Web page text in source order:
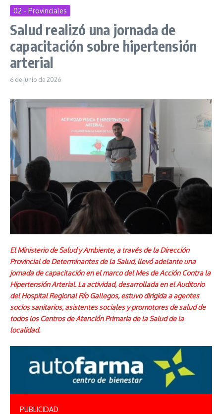
02 - Provinciales
Salud realizó una jornada de
capacitación sobre hipertensión
arterial
6 de junio de 2026
El Ministerio de Salud y Ambiente, a través de la Dirección
Provincial de Determinantes de la Salud, llevó adelante una
jornada de capacitación en el marco del Mes de Acción Contra la
Hipertensión Arterial. La actividad, desarrollada en el Auditorio
del Hospital Regional Río Gallegos, estuvo dirigida a agentes
socios sanitarios, asistentes sociales y promotores de salud de
todos los Centros de Atención Primaria de la Salud de la
localidad.
PUBLICIDAD